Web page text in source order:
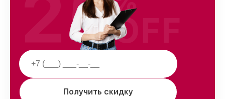
Получить скидку
25OFF